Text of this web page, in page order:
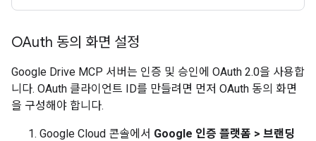
OAuth 동의 화면 설정
Google Drive MCP 서버는 인증 및 승인에 OAuth 2.0을 사용합
니다. OAuth 클라이언트 ID를 만들려면 먼저 OAuth 동의 화면
을 구성해야 합니다.
Google Cloud 콘솔에서 Google 인증 플랫폼 > 브랜딩